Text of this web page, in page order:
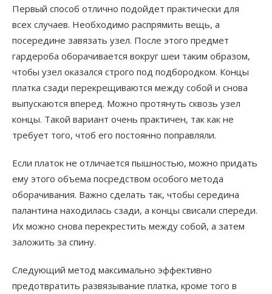
Первый способ отлично подойдет практически для
всех случаев. Необходимо распрямить вещь, а
посередине завязать узел. После этого предмет
гардероба оборачивается вокруг шеи таким образом,
чтобы узел оказался строго под подбородком. Концы
платка сзади перекрещиваются между собой и снова
выпускаются вперед. Можно протянуть сквозь узел
концы. Такой вариант очень практичен, так как не
требует того, чтоб его постоянно поправляли.
Если платок не отличается пышностью, можно придать
ему этого объема посредством особого метода
оборачивания. Важно сделать так, чтобы середина
палантина находилась сзади, а концы свисали спереди.
Их можно снова перекрестить между собой, а затем
заложить за спину.
Следующий метод максимально эффективно
предотвратить развязывание платка, кроме того в